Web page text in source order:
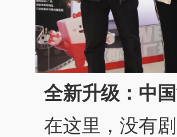
全新升级：中
在这里，没有剧